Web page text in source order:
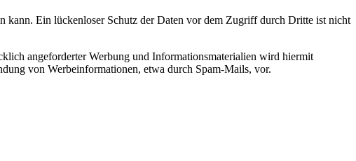
kann. Ein lückenloser Schutz der Daten vor dem Zugriff durch Dritte ist nicht
angeforderter Werbung und Informationsmaterialien wird hiermit
von Werbeinformationen, etwa durch Spam-Mails, vor.